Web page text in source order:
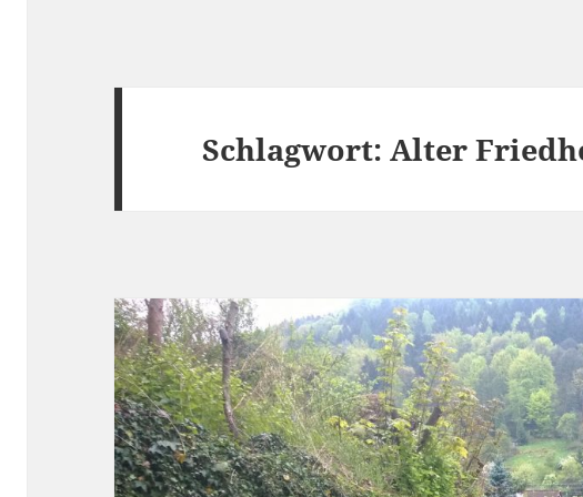
Schlagwort:Alter